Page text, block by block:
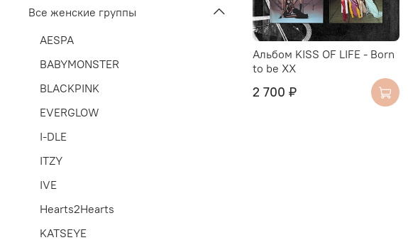
Альбом KISS OF LIFE - Born
to be XX
2 700 ₽
Все женские группы
AESPA
BABYMONSTER
BLACKPINK
EVERGLOW
I-DLE
ITZY
IVE
Hearts2Hearts
KATSEYE